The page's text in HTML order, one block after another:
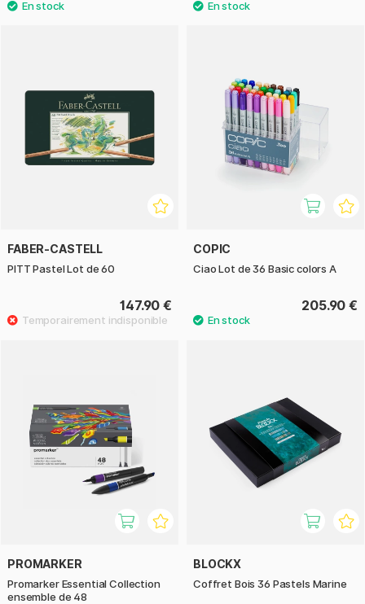
FABER-CASTELL
PITT Pastel Lot de 60
147.90 €
COPIC
Ciao Lot de 36 Basic colors A
205.90 €
PROMARKER
Promarker Essential Collection
ensemble de 48
BLOCKX
Coffret Bois 36 Pastels Marine